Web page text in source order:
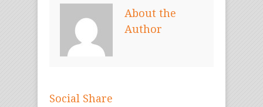
About the
Author
Social Share